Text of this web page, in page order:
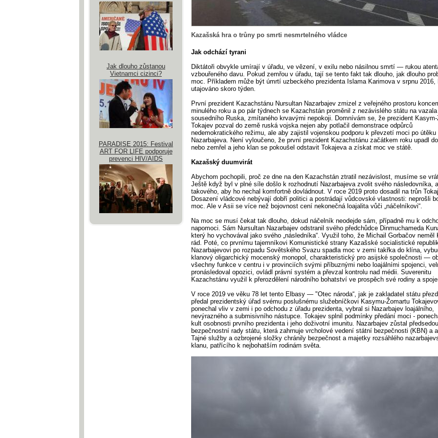
Kazašská hra o trůny po smrti nesmrtelného vládce
Jak odchází tyrani
Diktátoři obvykle umírají v úřadu, ve vězení, v exilu nebo násilnou smrtí — rukou
vzbouřeného davu. Pokud zemřou v úřadu, tají se tento fakt tak dlouho, jak dlouho
moc. Příkladem může být úmrtí uzbeckého prezidenta Islama Karimova v srpnu 2016,
utajováno skoro týden.
První prezident Kazachstánu Nursultan Nazarbajev zmizel z veřejného prostoru
minulého roku a po pár týdnech se Kazachstán proměnil z nezávislého státu na vazala
sousedního Ruska, zmítaného krvavými nepokoji. Domnívám se, že prezident
Tokajev pozval do země ruská vojska nejen aby potlačil demonstrace odpůrců
nedemokratického režimu, ale aby zajistil vojenskou podporu k převzetí moci po
Nazarbajeva. Není vyloučeno, že první prezident Kazachstánu začátkem roku upadl
nebo zemřel a jeho klan se pokoušel odstavit Tokajeva a získat moc ve státě.
Kazašský duumvirát
Abychom pochopili, proč ze dne na den Kazachstán ztratil nezávislost, musíme se
Ještě když byl v plné síle došlo k rozhodnutí Nazarbajeva zvolit svého následovníka,
takového, aby ho nechal komfortně dovládnout. V roce 2019 proto dosadil na trůn
Dosazení vládcové nebývají dobří politici a postrádají vůdcovské vlastnosti: neprošli
moc. Ale v Asii se více než bojovnost cení nekonečná loajalita vůči „náčelníkovi“.
Na moc se musí čekat tak dlouho, dokud náčelník neodejde sám, případně mu k
napomoci. Sám Nursultan Nazarbajev odstranil svého předchůdce Dinmuchameda
který ho vychovával jako svého „následníka“. Využil toho, že Michail Gorbačov neměl
rád. Poté, co prvnímu tajemníkovi Komunistické strany Kazašské socialistické
Nazarbajevovi po rozpadu Sovětského Svazu spadla moc v zemi takřka do klína,
klanový oligarchický mocenský monopol, charakteristický pro asijské společnosti —
všechny funkce v centru i v provinciích svými příbuznými nebo loajálními spojenci,
pronásledoval opozici, ovládl právní systém a převzal kontrolu nad médii. Suverenitu
Kazachstánu využil k přerozdělení národního bohatství ve prospěch své rodiny a
V roce 2019 ve věku 78 let tento Elbasy — "Otec národa“, jak je zakladatel státu
předal prezidentský úřad svému poslušnému služebníčkovi Kasymu-Žomartu
ponechal vliv v zemi i po odchodu z úřadu prezidenta, vybral si Nazarbajev loajálního,
nevýrazného a submisivního nástupce. Tokajev splnil podmínky předání moci -
kult osobnosti prvního prezidenta i jeho doživotní imunitu. Nazarbajev zůstal předsedou
bezpečnostní rady státu, která zahrnuje vrcholové vedení státní bezpečnosti (KBN) a
Tajné služby a ozbrojené složky chránily bezpečnost a majetky rozsáhlého
klanu, patřícího k nejbohatším rodinám světa.
Jak dlouho zůstanou
Vietnamci cizinci?
PARADISE 2015: Festival
ART FOR LIFE podporuje
prevenci HIV/AIDS